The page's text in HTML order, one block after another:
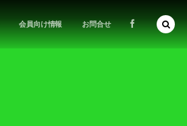
会員向け情報 お問合せ